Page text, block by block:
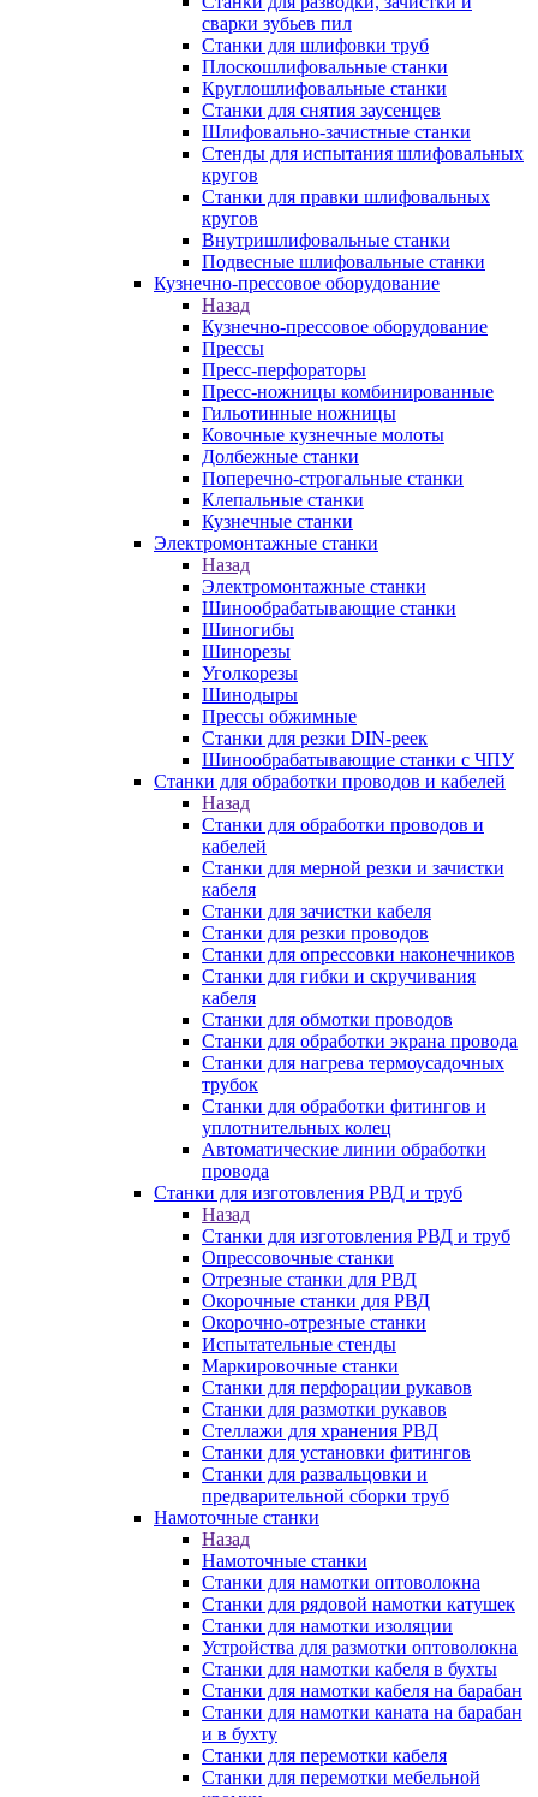
сварки зубьев пил
Станки для шлифовки труб
Плоскошлифовальные станки
Круглошлифовальные станки
Станки для снятия заусенцев
Шлифовально-зачистные станки
Стенды для испытания шлифовальных
кругов
Станки для правки шлифовальных
кругов
Внутришлифовальные станки
Подвесные шлифовальные станки
Кузнечно-прессовое оборудование
Назад
Кузнечно-прессовое оборудование
Прессы
Пресс-перфораторы
Пресс-ножницы комбинированные
Гильотинные ножницы
Ковочные кузнечные молоты
Долбежные станки
Поперечно-строгальные станки
Клепальные станки
Кузнечные станки
Электромонтажные станки
Назад
Электромонтажные станки
Шинообрабатывающие станки
Шиногибы
Шинорезы
Уголкорезы
Шинодыры
Прессы обжимные
Станки для резки DIN-реек
Шинообрабатывающие станки с ЧПУ
Станки для обработки проводов и кабелей
Назад
Станки для обработки проводов и
кабелей
Станки для мерной резки и зачистки
кабеля
Станки для зачистки кабеля
Станки для резки проводов
Станки для опрессовки наконечников
Станки для гибки и скручивания
кабеля
Станки для обмотки проводов
Станки для обработки экрана провода
Станки для нагрева термоусадочных
трубок
Станки для обработки фитингов и
уплотнительных колец
Автоматические линии обработки
провода
Станки для изготовления РВД и труб
Назад
Станки для изготовления РВД и труб
Опрессовочные станки
Отрезные станки для РВД
Окорочные станки для РВД
Окорочно-отрезные станки
Испытательные стенды
Маркировочные станки
Станки для перфорации рукавов
Станки для размотки рукавов
Стеллажи для хранения РВД
Станки для установки фитингов
Станки для развальцовки и
предварительной сборки труб
Намоточные станки
Назад
Намоточные станки
Станки для намотки оптоволокна
Станки для рядовой намотки катушек
Станки для намотки изоляции
Устройства для размотки оптоволокна
Станки для намотки кабеля в бухты
Станки для намотки кабеля на барабан
Станки для намотки каната на барабан
и в бухту
Станки для перемотки кабеля
Станки для перемотки мебельной